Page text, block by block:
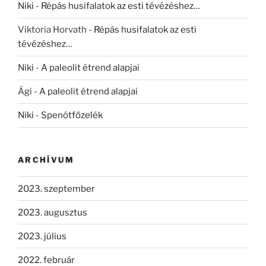
Niki - Répás husifalatok az esti tévézéshez…
Viktoria Horvath - Répás husifalatok az esti
tévézéshez…
Niki - A paleolit étrend alapjai
Ági - A paleolit étrend alapjai
Niki - Spenótfőzelék
ARCHÍVUM
2023. szeptember
2023. augusztus
2023. július
2022. február